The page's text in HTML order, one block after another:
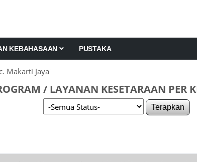
KEBAHASAAN PUSTAKA
Makarti Jaya
/ LAYANAN KESETARAAN PER
Terapkan